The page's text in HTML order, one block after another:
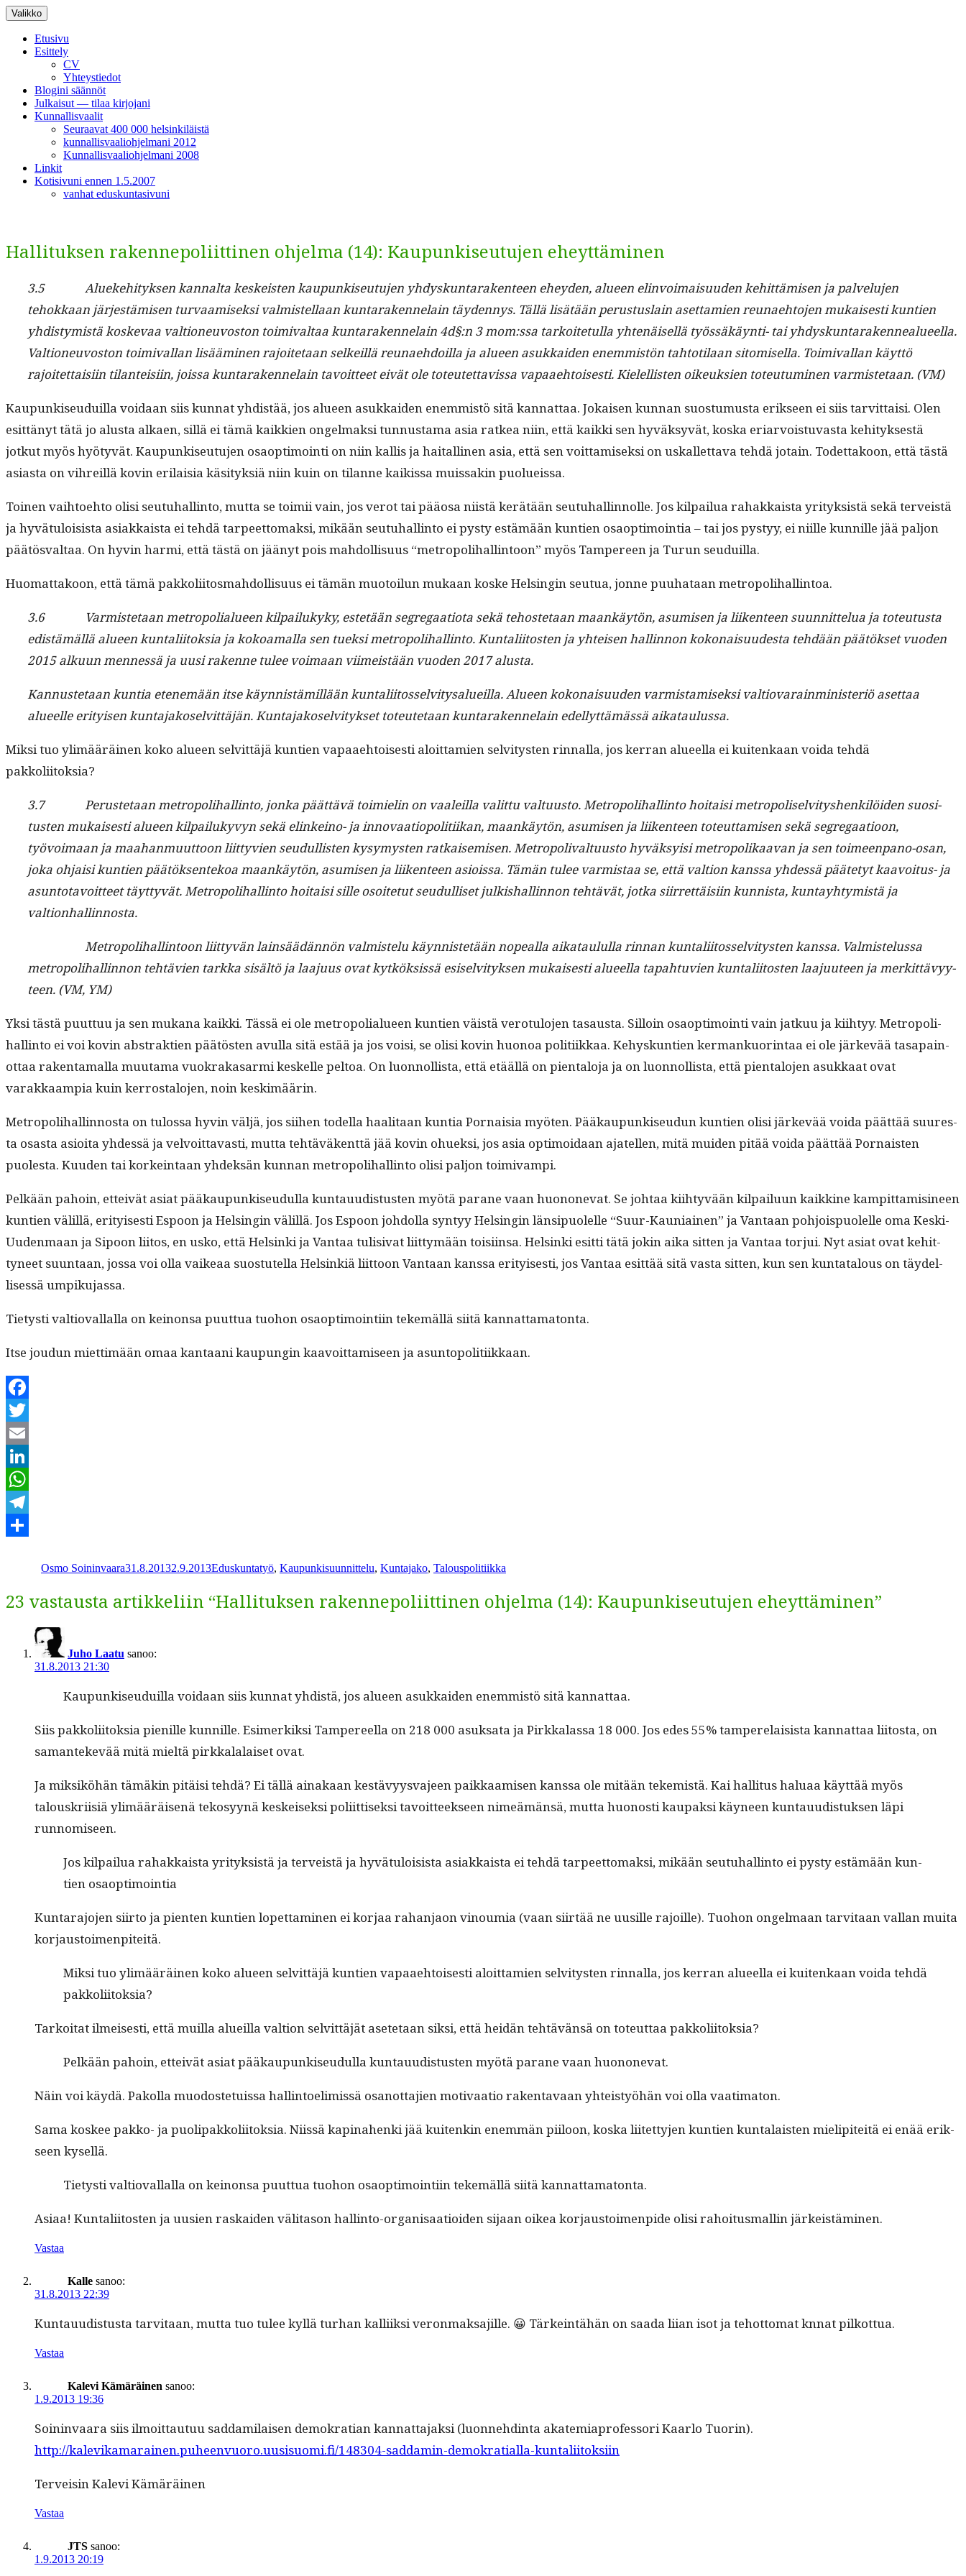
Siirry
sisältöön
Valikko
Etusivu
Esittely
CV
Yhteystiedot
Blogini säännöt
Julkaisut — tilaa kirjojani
Kunnallisvaalit
Seuraavat 400 000 helsinkiläistä
kunnallisvaaliohjelmani 2012
Kunnallisvaaliohjelmani 2008
Linkit
Kotisivuni ennen 1.5.2007
vanhat eduskuntasivuni
Hallituksen rakennepoliittinen ohjelma (14): Kaupunkiseutujen eheyttäminen
3.5 Alueke­hi­tyk­sen kannal­ta keskeis­ten kaupunkiseu­tu­jen yhdyskun­tarak­en­teen ehey­den, alueen elin­voimaisu­u­den kehit­tämisen ja palvelu­jen
tehokkaan jär­jestämisen tur­vaamisek­si valmis­tel­laan kun­taraken­nelain täy­den­nys. Täl­lä lisätään perus­tus­lain aset­tamien reunae­hto­jen mukaises­ti kun­tien
yhdis­tymistä koske­vaa val­tioneu­vos­ton toimi­val­taa kun­taraken­nelain 4d§:n 3 mom:ssa tarkoite­tul­la yht­enäisel­lä työssäkäyn­ti- tai yhdyskun­taraken­nealueel­la.
Val­tioneu­vos­ton toimi­val­lan lisäämi­nen rajoite­taan selkeil­lä reunae­hdoil­la ja alueen asukkaiden enem­mistön tah­toti­laan sit­o­misel­la. Toimi­val­lan käyt­tö
rajoitet­taisi­in tilanteisi­in, jois­sa kun­taraken­nelain tavoit­teet eivät ole toteutet­tavis­sa vapaae­htois­es­ti. Kielel­lis­ten oikeuk­sien toteu­tu­mi­nen varmis­te­taan. (VM)
Kaupunkiseuduil­la voidaan siis kun­nat yhdis­tää, jos alueen asukkaiden enem­mistö sitä kan­nat­taa. Jokaisen kun­nan suos­tu­mus­ta erik­seen ei siis tarvit­taisi. Olen
esit­tänyt tätä jo alus­ta alka­en, sil­lä ei tämä kaikkien ongel­mak­si tun­nus­ta­ma asia ratkea niin, että kaik­ki sen hyväksyvät, kos­ka eri­ar­vois­tu­vas­ta kehi­tyk­ses­tä
jotkut myös hyö­tyvät. Kaupunkiseu­tu­jen osaop­ti­moin­ti on niin kallis ja haitalli­nen asia, että sen voit­tamisek­si on uskallet­ta­va tehdä jotain. Todet­takoon, että tästä
asi­as­ta on vihreil­lä kovin eri­laisia käsi­tyk­siä niin kuin on tilanne kaikissa muis­sakin puolueissa.
Toinen vai­h­toe­hto olisi seu­tuhallinto, mut­ta se toimii vain, jos verot tai pääosa niistä kerätään seu­tuhallinnolle. Jos kil­pailua rahakkaista yri­tyk­sistä sekä ter­veistä
ja hyvä­tu­loi­sista asi­akkaista ei tehdä tarpeet­tomak­si, mikään seu­tuhallinto ei pysty estämään kun­tien osaop­ti­moin­tia – tai jos pystyy, ei niille kun­nille jää paljon
päätös­val­taa. On hyvin har­mi, että tästä on jäänyt pois mah­dol­lisu­us “metropoli­hallintoon” myös Tam­pereen ja Turun seuduilla.
Huo­mat­takoon, että tämä pakkoli­itos­mah­dol­lisu­us ei tämän muo­toilun mukaan koske Helsin­gin seu­tua, jonne puuhataan metropolihallintoa.
3.6 Varmis­te­taan metropo­lialueen kil­pailukyky, estetään seg­re­gaa­tio­ta sekä tehoste­taan maankäytön, asumisen ja liiken­teen suun­nit­telua ja toteu­tus­ta
edis­tämäl­lä alueen kun­tali­itok­sia ja kokoa­mal­la sen tuek­si metropoli­hallinto. Kun­tali­itosten ja yhteisen hallinnon kokon­aisu­ud­es­ta tehdään päätök­set vuo­den
2015 alku­un men­nessä ja uusi rakenne tulee voimaan viimeistään vuo­den 2017 alusta.
Kan­nuste­taan kun­tia eten­emään itse käyn­nistämil­lään kun­tali­itos­selvi­tysalueil­la. Alueen kokon­aisu­u­den varmis­tamisek­si val­tio­varain­min­is­ter­iö aset­taa
alueelle eri­tyisen kun­ta­jako­selvit­täjän. Kun­ta­jako­selvi­tyk­set toteutetaan kun­taraken­nelain edel­lyt­tämässä aikataulussa.
Mik­si tuo ylimääräi­nen koko alueen selvit­täjä kun­tien vapaae­htois­es­ti aloit­tamien selvi­tys­ten rin­nal­la, jos ker­ran alueel­la ei kuitenkaan voi­da tehdä
pakkoliitoksia?
3.7 Peruste­taan metropoli­hallinto, jon­ka päät­tävä toimielin on vaaleil­la valit­tu val­tu­us­to. Metropoli­hallinto hoitaisi metrop­o­li­selvi­tyshenkilöi­den suosi­
tusten mukaises­ti alueen kil­pailukyvyn sekä elinkeino- ja inno­vaa­tiopoli­ti­ikan, maankäytön, asumisen ja liiken­teen toteut­tamisen sekä seg­re­gaa­tioon,
työvoimaan ja maa­han­muut­toon liit­tyvien seudullis­ten kysymys­ten ratkaisemisen. Metropo­li­val­tu­us­to hyväksy­isi metropo­likaa­van ja sen toimeen­pano-osan,
joka ohjaisi kun­tien päätök­sen­tekoa maankäytön, asumisen ja liiken­teen asiois­sa. Tämän tulee varmis­taa se, että val­tion kanssa yhdessä pääte­tyt kaavoitus- ja
asun­to­tavoit­teet täyt­tyvät. Metropoli­hallinto hoitaisi sille osoite­tut seudulliset julk­ishallinnon tehtävät, jot­ka siir­ret­täisi­in kun­nista, kun­tay­htymistä ja
valtionhallinnosta.
Metropoli­hallintoon liit­tyvän lain­säädän­nön valmis­telu käyn­nis­tetään nopeal­la aikataul­ul­la rin­nan kun­tali­itos­selvi­tys­ten kanssa. Valmis­telus­sa
metropoli­hallinnon tehtävien tark­ka sisältö ja laa­ju­us ovat kytkök­sis­sä esi­selvi­tyk­sen mukaises­ti alueel­la tapah­tu­vien kun­tali­itosten laa­ju­u­teen ja merkit­tävyy­
teen. (VM, YM)
Yksi tästä puut­tuu ja sen mukana kaik­ki. Tässä ei ole metropo­lialueen kun­tien väistä vero­tu­lo­jen tasaus­ta. Sil­loin osaop­ti­moin­ti vain jatkuu ja kiihtyy. Metropoli­
hallinto ei voi kovin abstrak­tien päätösten avul­la sitä estää ja jos voisi, se olisi kovin huonoa poli­ti­ikkaa. Kehyskun­tien ker­mankuor­in­taa ei ole järkevää tas­apain­
ot­taa rak­en­ta­mal­la muu­ta­ma vuokrakasar­mi keskelle pel­toa. On luon­nol­lista, että etääl­lä on pien­talo­ja ja on luon­nol­lista, että pien­talo­jen asukkaat ovat
varakkaampia kuin ker­rostalo­jen, noin keskimäärin.
Metropoli­hallinnos­ta on tulos­sa hyvin väljä, jos siihen todel­la haal­i­taan kun­tia Por­naisia myöten. Pääkaupunkiseudun kun­tien olisi järkevää voi­da päät­tää suures­
ta osas­ta asioi­ta yhdessä ja velvoit­tavasti, mut­ta tehtäväkent­tä jää kovin ohuek­si, jos asia opti­moidaan ajatellen, mitä muiden pitää voi­da päät­tää Por­nais­ten
puoles­ta. Kuu­den tai korkein­taan yhdek­sän kun­nan metropoli­hallinto olisi paljon toimivampi.
Pelkään pahoin, etteivät asi­at pääkaupunkiseudul­la kun­tau­ud­is­tusten myötä parane vaan huononevat. Se johtaa kiihtyvään kil­pailu­un kaikkine kampit­tamisi­neen
kun­tien välil­lä, eri­tyis­es­ti Espoon ja Helsin­gin välil­lä. Jos Espoon johdol­la syn­tyy Helsin­gin län­sipuolelle “Suur-Kau­ni­ainen” ja Van­taan pohjois­puolelle oma Kes­ki-
Uuden­maan ja Sipoon liitos, en usko, että Helsin­ki ja Van­taa tuli­si­vat liit­tymään toisi­in­sa. Helsin­ki esit­ti tätä jokin aika sit­ten ja Van­taa tor­jui. Nyt asi­at ovat kehit­
tyneet suun­taan, jos­sa voi olla vaikeaa suos­tutel­la Helsinkiä liit­toon Van­taan kanssa eri­tyis­es­ti, jos Van­taa esit­tää sitä vas­ta sit­ten, kun sen kun­tat­alous on täy­del­
lisessä umpikujassa.
Tietysti val­tio­val­lal­la on keinon­sa puut­tua tuo­hon osaop­ti­moin­ti­in tekemäl­lä siitä kannattamatonta.
Itse joudun miet­timään omaa kan­taani kaupun­gin kaavoit­tamiseen ja asuntopolitiikkaan.
Facebook
Twitter
Email
LinkedIn
WhatsApp
Telegram
Osmo Soininvaara31.8.20132.9.2013Eduskuntatyö, Kaupunkisuunnittelu, Kuntajako, Talouspolitiikka
23 vastausta artikkeliin “Hallituksen rakennepoliittinen ohjelma (14): Kaupunkiseutujen eheyttäminen”
Juho Laatu sanoo:
31.8.2013 21:30
Kaupunkiseuduil­la voidaan siis kun­nat yhdis­tä, jos alueen asukkaiden enem­mistö sitä kannattaa.
Siis pakkoli­itok­sia pie­nille kun­nille. Esimerkik­si Tam­pereel­la on 218 000 asuk­sa­ta ja Pirkkalas­sa 18 000. Jos edes 55% tam­pere­lai­sista kan­nat­taa liitos­ta, on
saman­tekevää mitä mieltä pirkkalalaiset ovat.
Ja mik­siköhän tämäkin pitäisi tehdä? Ei täl­lä ainakaan kestävyys­va­jeen paikkaamisen kanssa ole mitään tekemistä. Kai hal­li­tus halu­aa käyt­tää myös
talouskri­isiä ylimääräisenä tekosyynä keskeisek­si poli­it­tisek­si tavoit­teek­seen nimeämän­sä, mut­ta huonos­ti kau­pak­si käyneen kun­tau­ud­is­tuk­sen läpi
runnomiseen.
Jos kil­pailua rahakkaista yri­tyk­sistä ja ter­veistä ja hyvä­tu­loi­sista asi­akkaista ei tehdä tarpeet­tomak­si, mikään seu­tuhallinto ei pysty estämään kun­
tien osaoptimointia
Kun­tara­jo­jen siir­to ja pien­ten kun­tien lopet­ta­mi­nen ei kor­jaa rahan­jaon vinoumia (vaan siirtää ne uusille rajoille). Tuo­hon ongel­maan tarvi­taan val­lan mui­ta
korjaustoimenpiteitä.
Mik­si tuo ylimääräi­nen koko alueen selvit­täjä kun­tien vapaae­htois­es­ti aloit­tamien selvi­tys­ten rin­nal­la, jos ker­ran alueel­la ei kuitenkaan voi­da tehdä
pakkoliitoksia?
Tarkoi­tat ilmeis­es­ti, että muil­la alueil­la val­tion selvit­täjät asete­taan sik­si, että hei­dän tehtävän­sä on toteut­taa pakkoliitoksia?
Pelkään pahoin, etteivät asi­at pääkaupunkiseudul­la kun­tau­ud­is­tusten myötä parane vaan huononevat.
Näin voi käy­dä. Pakol­la muo­doste­tuis­sa hallintoe­limis­sä osan­ot­ta­jien moti­vaa­tio rak­en­tavaan yhteistyöhän voi olla vaatimaton.
Sama kos­kee pakko- ja puoli­pakkoli­itok­sia. Niis­sä kap­ina­hen­ki jää kuitenkin enem­män piiloon, kos­ka liitet­ty­jen kun­tien kun­ta­lais­ten mielip­iteitä ei enää erik­
seen kysellä.
Tietysti val­tio­val­lal­la on keinon­sa puut­tua tuo­hon osaop­ti­moin­ti­in tekemäl­lä siitä kannattamatonta.
Asi­aa! Kun­tali­itosten ja uusien raskaiden väl­i­ta­son hallinto-organ­isaa­tioiden sijaan oikea kor­jaus­toimen­pide olisi rahoi­tus­mall­in järkeistäminen.
Vastaa
Kalle sanoo:
31.8.2013 22:39
Kun­tau­ud­is­tus­ta tarvi­taan, mut­ta tuo tulee kyl­lä turhan kalli­ik­si veron­mak­sajille. 😀 Tärkein­tähän on saa­da liian isot ja tehot­tomat knnat pilkottua.
Vastaa
Kalevi Kämäräinen sanoo:
1.9.2013 19:36
Soin­in­vaara siis ilmoit­tau­tuu sad­dami­laisen demokra­t­ian kan­nat­ta­jak­si (luon­nehd­in­ta akatemi­apro­fes­sori Kaar­lo Tuorin).
http://kalevikamarainen.puheenvuoro.uusisuomi.fi/148304-saddamin-demokratialla-kuntaliitoksiin
Ter­veisin Kale­vi Kämäräinen
Vastaa
JTS sanoo:
1.9.2013 20:19